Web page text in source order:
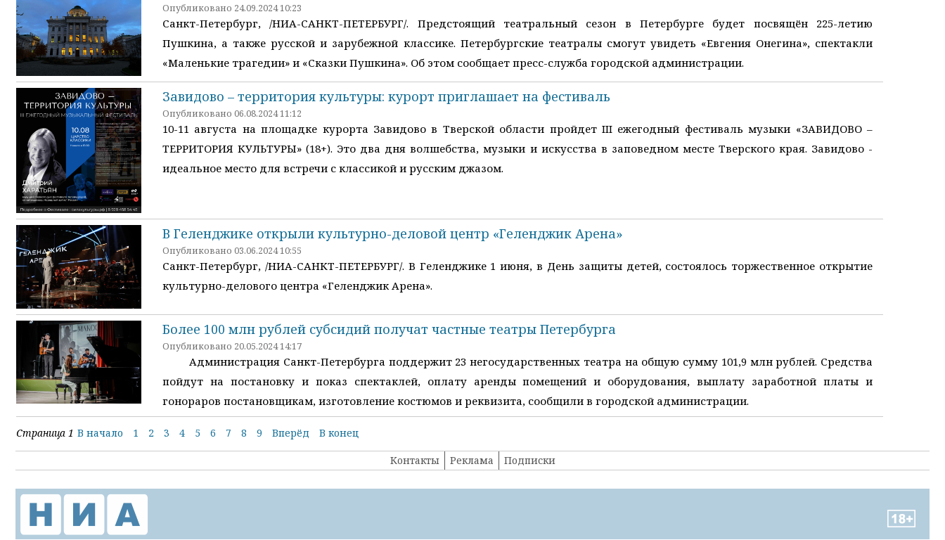
Опубликовано 24.09.2024 10:23
Санкт-Петербург, /НИА-САНКТ-ПЕТЕРБУРГ/. Предстоящий театральный сезон в Петербурге будет посвящён 225-летию
Пушкина, а также русской и зарубежной классике. Петербургские театралы смогут увидеть «Евгения Онегина», спектакли
«Маленькие трагедии» и «Сказки Пушкина». Об этом сообщает пресс-служба городской администрации.
Завидово – территория культуры: курорт приглашает на фестиваль
Опубликовано 06.08.2024 11:12
10-11 августа на площадке курорта Завидово в Тверской области пройдет III ежегодный фестиваль музыки «ЗАВИДОВО –
ТЕРРИТОРИЯ КУЛЬТУРЫ» (18+). Это два дня волшебства, музыки и искусства в заповедном месте Тверского края. Завидово -
идеальное место для встречи с классикой и русским джазом.
В Геленджике открыли культурно-деловой центр «Геленджик Арена»
Опубликовано 03.06.2024 10:55
Санкт-Петербург, /НИА-САНКТ-ПЕТЕРБУРГ/. В Геленджике 1 июня, в День защиты детей, состоялось торжественное открытие
культурно-делового центра «Геленджик Арена».
Более 100 млн рублей субсидий получат частные театры Петербурга
Опубликовано 20.05.2024 14:17
Администрация Санкт-Петербурга поддержит 23 негосударственных театра на общую сумму 101,9 млн рублей. Средства
пойдут на постановку и показ спектаклей, оплату аренды помещений и оборудования, выплату заработной платы и
гонораров постановщикам, изготовление костюмов и реквизита, сообщили в городской администрации.
Страница 1 В начало 1 2 3 4 5 6 7 8 9 Вперёд В конец
Контакты Реклама Подписки